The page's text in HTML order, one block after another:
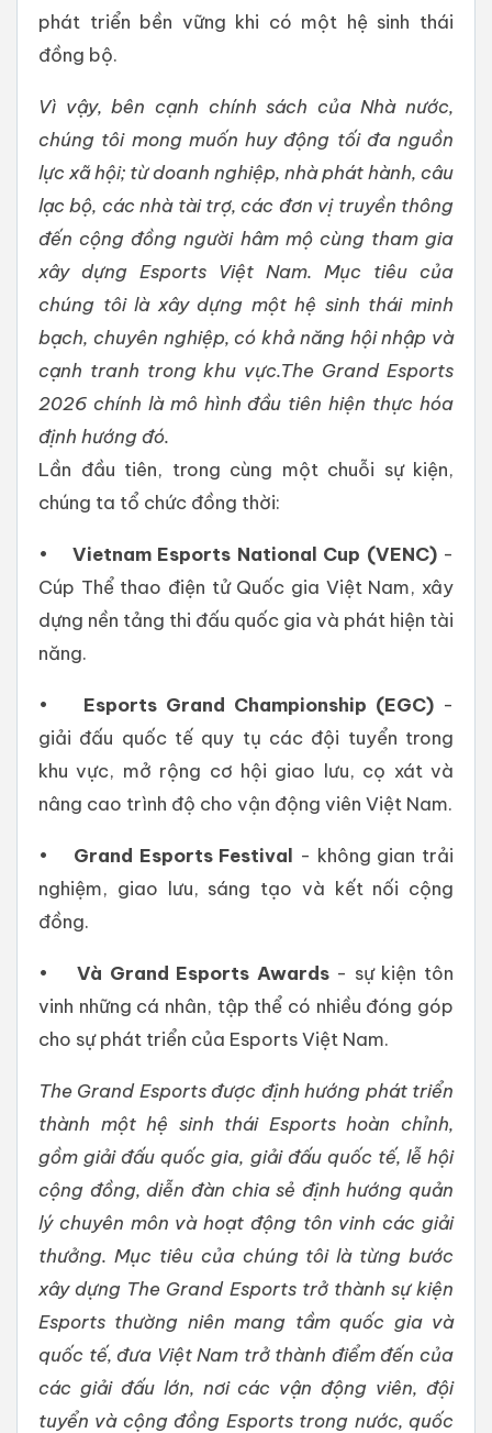
phát triển bền vững khi có một hệ sinh thái
đồng bộ.
Vì vậy, bên cạnh chính sách của Nhà nước,
chúng tôi mong muốn huy động tối đa nguồn
lực xã hội; từ doanh nghiệp, nhà phát hành, câu
lạc bộ, các nhà tài trợ, các đơn vị truyền thông
đến cộng đồng người hâm mộ cùng tham gia
xây dựng Esports Việt Nam. Mục tiêu của
chúng tôi là xây dựng một hệ sinh thái minh
bạch, chuyên nghiệp, có khả năng hội nhập và
cạnh tranh trong khu vực.The Grand Esports
2026 chính là mô hình đầu tiên hiện thực hóa
định hướng đó.
Lần đầu tiên, trong cùng một chuỗi sự kiện,
chúng ta tổ chức đồng thời:
• Vietnam Esports National Cup (VENC)-
Cúp Thể thao điện tử Quốc gia Việt Nam, xây
dựng nền tảng thi đấu quốc gia và phát hiện tài
năng.
• Esports Grand Championship (EGC) -
giải đấu quốc tế quy tụ các đội tuyển trong
khu vực, mở rộng cơ hội giao lưu, cọ xát và
nâng cao trình độ cho vận động viên Việt Nam.
• Grand Esports Festival - không gian trải
nghiệm, giao lưu, sáng tạo và kết nối cộng
đồng.
•Và Grand Esports Awards - sự kiện tôn
vinh những cá nhân, tập thể có nhiều đóng góp
cho sự phát triển của Esports Việt Nam.
The Grand Esports được định hướng phát triển
thành một hệ sinh thái Esports hoàn chỉnh,
gồm giải đấu quốc gia, giải đấu quốc tế, lễ hội
cộng đồng, diễn đàn chia sẻ định hướng quản
lý chuyên môn và hoạt động tôn vinh các giải
thưởng. Mục tiêu của chúng tôi là từng bước
xây dựng The Grand Esports trở thành sự kiện
Esports thường niên mang tầm quốc gia và
quốc tế, đưa Việt Nam trở thành điểm đến của
các giải đấu lớn, nơi các vận động viên, đội
tuyển và cộng đồng Esports trong nước, quốc